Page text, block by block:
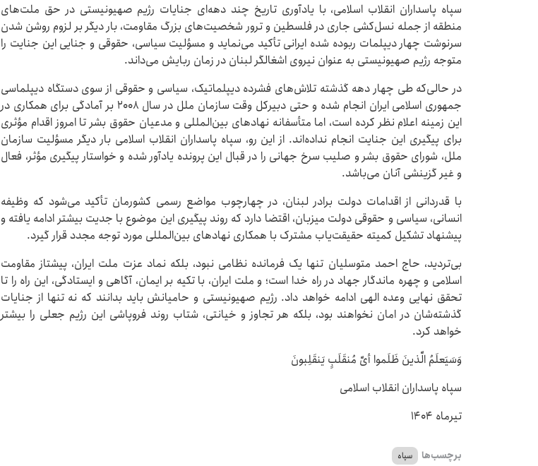
سپاه پاسداران انقلاب اسلامی، با یادآوری تاریخ چند دهه‌ای جنایات رژیم صهیونیستی در حق ملت‌های
منطقه از جمله نسل‌کشی جاری در فلسطین و ترور شخصیت‌های بزرگ مقاومت، بار دیگر بر لزوم روشن شدن
سرنوشت چهار دیپلمات ربوده شده ایرانی تأکید می‌نماید و مسؤلیت سیاسی، حقوقی و جنایی این جنایت را
متوجه رژیم صهیونیستی به عنوان نیروی اشغالگر لبنان در زمان ربایش می‌داند.
در حالی‌که طی چهار دهه گذشته تلاش‌های فشرده دیپلماتیک، سیاسی و حقوقی از سوی دستگاه دیپلماسی
جمهوری اسلامی ایران انجام شده و حتی دبیرکل وقت سازمان ملل در سال ۲۰۰۸ بر آمادگی برای همکاری در
این زمینه اعلام نظر کرده است، اما متأسفانه نهادهای بین‌المللی و مدعیان حقوق بشر تا امروز اقدام مؤثری
برای پیگیری این جنایت انجام نداده‌اند. از این رو، سپاه پاسداران انقلاب اسلامی بار دیگر مسؤلیت سازمان
ملل، شورای حقوق بشر و صلیب سرخ جهانی را در قبال این پرونده یادآور شده و خواستار پیگیری مؤثر، فعال
و غیر گزینشی آنان می‌باشد.
با قدردانی از اقدامات دولت برادر لبنان، در چهارچوب مواضع رسمی کشورمان تأکید می‌شود که وظیفه
انسانی، سیاسی و حقوقی دولت میزبان، اقتضا دارد که روند پیگیری این موضوع با جدیت بیشتر ادامه یافته و
پیشنهاد تشکیل کمیته حقیقت‌یاب مشترک با همکاری نهادهای بین‌المللی مورد توجه مجدد قرار گیرد.
بی‌تردید، حاج احمد متوسلیان تنها یک فرمانده نظامی نبود، بلکه نماد عزت ملت ایران، پیشتاز مقاومت
اسلامی و چهره ماندگار جهاد در راه خدا است؛ و ملت ایران، با تکیه بر ایمان، آگاهی و ایستادگی، این راه را تا
تحقق نهایی وعده الهی ادامه خواهد داد. رژیم صهیونیستی و حامیانش باید بدانند که نه تنها از جنایات
گذشته‌شان در امان نخواهند بود، بلکه هر تجاوز و خیانتی، شتاب روند فروپاشی این رژیم جعلی را بیشتر
خواهد کرد.
وَسَیَعلَمُ الَّذینَ ظَلَموا أیَّ مُنقَلَبٍ یَنقَلِبونَ
سپاه پاسداران انقلاب اسلامی
تیرماه ۱۴۰۴
برچسب‌ها سپاه